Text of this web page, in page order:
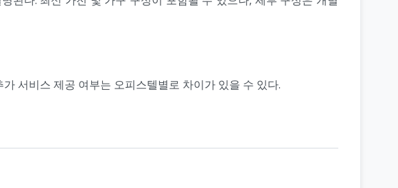
서비스 제공 여부는 오피스텔별로 차이가 있을 수 있다.